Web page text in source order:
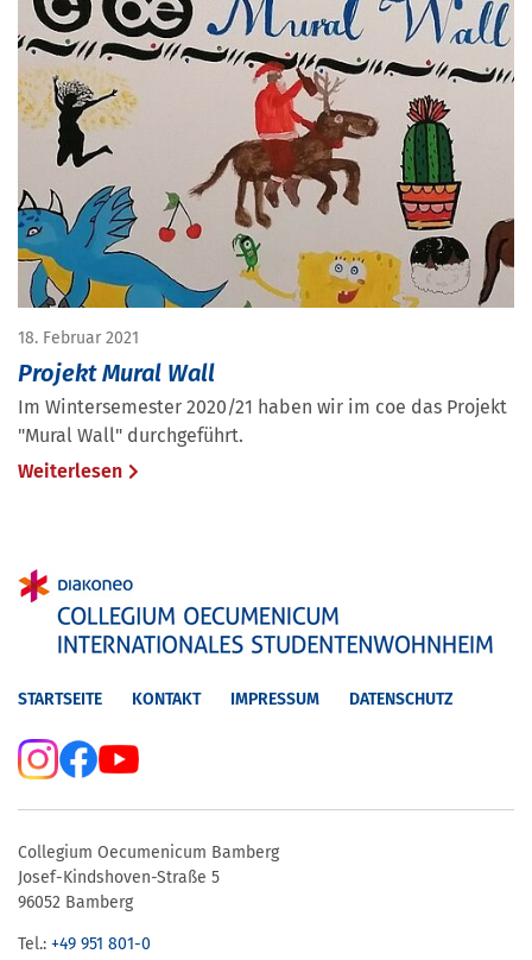
18. Februar 2021
Projekt Mural Wall
Im Wintersemester 2020/21 haben wir im coe das Projekt
"Mural Wall" durchgeführt.
Weiterlesen
STARTSEITE KONTAKT IMPRESSUM DATENSCHUTZ
Collegium Oecumenicum Bamberg
Josef-Kindshoven-Straße 5
96052 Bamberg
Tel.: +49 951 801-0